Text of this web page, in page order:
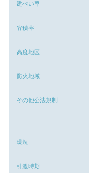
建ぺい率
容積率
高度地区
防火地域
その他公法規制
現況
引渡時期